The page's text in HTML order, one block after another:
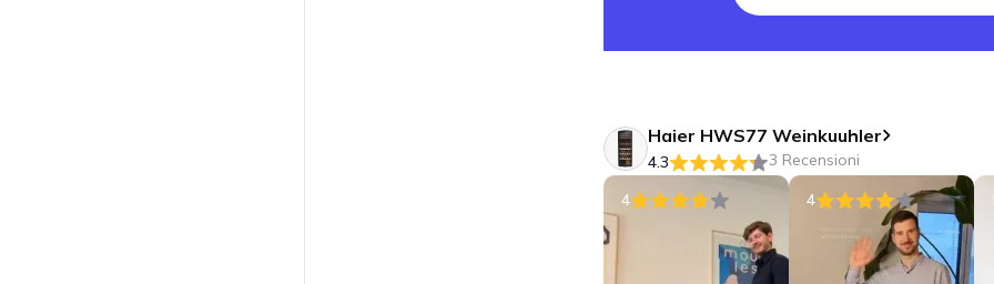
Haier HWS77 Weinkuuhler
4.3
3 Recensioni
4
4